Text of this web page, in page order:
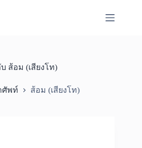
ส้อม (เสียงโท)
ศัพท์ ส้อม (เสียงโท)